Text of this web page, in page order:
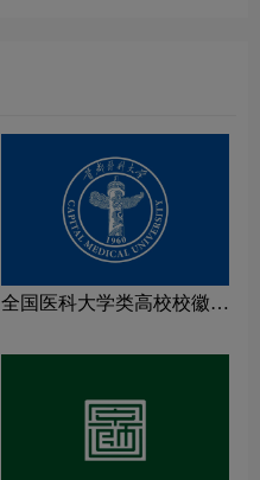
全国医科大学类高校校徽设